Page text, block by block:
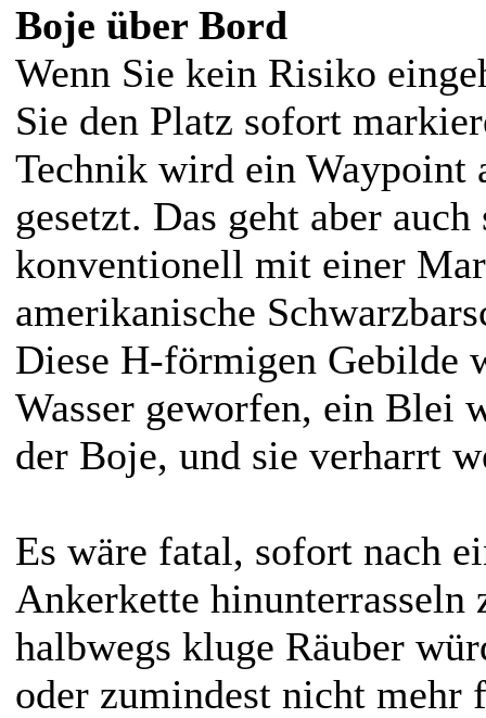
Boje über Bord
Wenn Sie kein Risiko
Sie den Platz sofort
Technik wird ein Waypoint
gesetzt. Das geht aber auch
konventionell mit einer
amerikanische
Diese H-förmigen Gebilde
Wasser geworfen, ein Blei
der Boje, und sie verharrt
Es wäre fatal, sofort nach
Ankerkette hinunterrasseln
halbwegs kluge Räuber
oder zumindest nicht mehr